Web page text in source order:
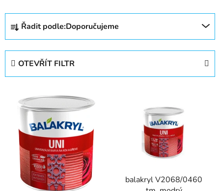
Ř
z
Řadit podle:Doporučujeme
OTEVŘÍT FILTR
balakryl V2068/0460